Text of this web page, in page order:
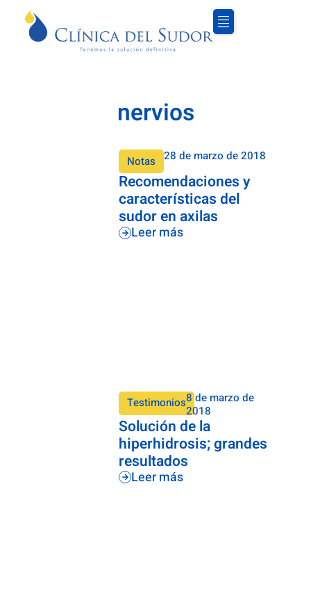
nervios
Notas 28 de marzo de 2018
Recomendaciones y
características del
sudor en axilas
Leer más
Testimonios8 de marzo de
2018
Solución de la
hiperhidrosis; grandes
resultados
Leer más